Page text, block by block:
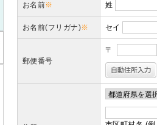
お名前※ 姓
お名前(フリガナ)※ セイ
郵便番号
〒